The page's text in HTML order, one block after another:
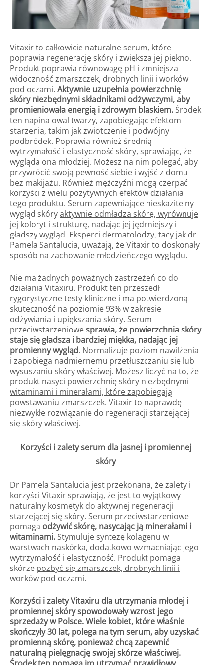
Vitaxir to całkowicie naturalne serum, które
poprawia regenerację skóry i zwiększa jej piękno.
Produkt poprawia równowagę pH i zmniejsza
widoczność zmarszczek, drobnych linii i worków
pod oczami. Aktywnie uzupełnia powierzchnię
skóry niezbędnymi składnikami odżywczymi, aby
promieniowała energią i zdrowym blaskiem. Środek
ten napina owal twarzy, zapobiegając efektom
starzenia, takim jak zwiotczenie i podwójny
podbródek. Poprawia również średnią
wytrzymałość i elastyczność skóry, sprawiając, że
wygląda ona młodziej. Możesz na nim polegać, aby
przywrócić swoją pewność siebie i wyjść z domu
bez makijażu. Również mężczyźni mogą czerpać
korzyści z wielu pozytywnych efektów działania
tego produktu. Serum zapewniające nieskazitelny
wygląd skóryaktywnie odmładza skórę, wyrównuje
jej koloryt i strukturę, nadając jej jędrniejszy i
gładszy wygląd. Eksperci dermatolodzy, tacy jak dr
Pamela Santalucia, uważają, że Vitaxir to doskonały
sposób na zachowanie młodzieńczego wyglądu.
Nie ma żadnych poważnych zastrzeżeń co do
działania Vitaxiru. Produkt ten przeszedł
rygorystyczne testy kliniczne i ma potwierdzoną
skuteczność na poziomie 93% w zakresie
odżywiania i upiększania skóry. Serum
przeciwstarzeniowesprawia, że powierzchnia skóry
staje się gładsza i bardziej miękka, nadając jej
promienny wygląd. Normalizuje poziom nawilżenia
i zapobiega nadmiernemu przetłuszczaniu się lub
wysuszaniu skóry właściwej. Możesz liczyć na to, że
produkt nasyci powierzchnię skóry niezbędnymi
witaminami i minerałami, które zapobiegają
powstawaniu zmarszczek. Vitaxir to naprawdę
niezwykłe rozwiązanie do regeneracji starzejącej
się skóry właściwej.
Korzyści i zalety serum dla jasnej i promiennej
skóry
Dr Pamela Santalucia jest przekonana, że zalety i
korzyści Vitaxir sprawiają, że jest to wyjątkowy
naturalny kosmetyk do aktywnej regeneracji
starzejącej się skóry. Serum przeciwstarzeniowe
pomaga odżywić skórę, nasycając ją minerałami i
witaminami. Stymuluje syntezę kolagenu w
warstwach naskórka, dodatkowo wzmacniając jego
wytrzymałość i elastyczność. Produkt pomaga
skórze pozbyć się zmarszczek, drobnych linii i
worków pod oczami.
Korzyści i zalety Vitaxiru dla utrzymania młodej i
promiennej skóry spowodowały wzrost jego
sprzedaży w Polsce. Wiele kobiet, które właśnie
skończyły 30 lat, polega na tym serum, aby uzyskać
promienną skórę, ponieważ chcą zapewnić
naturalną pielęgnację swojej skórze właściwej.